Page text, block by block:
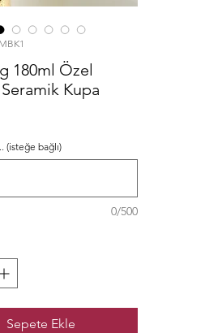
180ml Özel
Seramik Kupa
(isteğe bağlı)
0/500
Sepete Ekle